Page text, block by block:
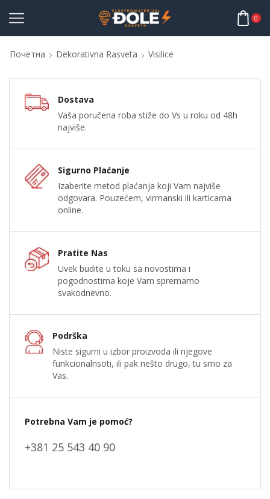
0
Почетна Dekorativna Rasveta Visilice
Dostava
Vaša poručena roba stiže do Vs u roku od 48h
najviše.
Sigurno Plaćanje
Izaberite metod plaćanja koji Vam najviše
odgovara. Pouzećem, virmanski ili karticama
online.
Pratite Nas
Uvek budite u toku sa novostima i
pogodnostima koje Vam spremamo
svakodnevno.
Podrška
Niste sigurni u izbor proizvoda ili njegove
funkcionalnsoti, ili pak nešto drugo, tu smo za
Vas.
Potrebna Vam je pomoć?
+381 25 543 40 90